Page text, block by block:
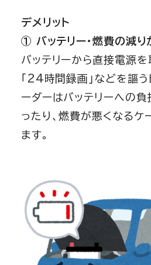
デメリット
① バッテリー・燃費の減り
バッテリーから直接電源を
「24時間録画」などを謳う
ーダーはバッテリーへの
ったり、燃費が悪くなるケ
ます。